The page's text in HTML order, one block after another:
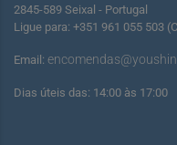
2845-589 Seixal - Portugal
Ligue para: +351 961 055 503
Email:
Dias úteis das: 14:00 às 17:00